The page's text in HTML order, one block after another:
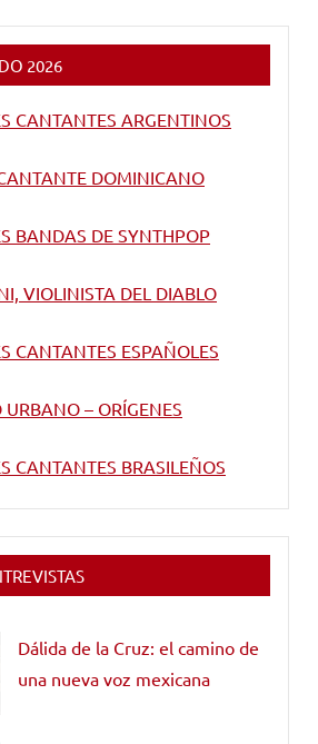
2026
CANTANTES ARGENTINOS
DOMINICANO
BANDAS DE SYNTHPOP
VIOLINISTA DEL DIABLO
CANTANTES ESPAÑOLES
URBANO – ORÍGENES
CANTANTES BRASILEÑOS
Dálida de la Cruz: el camino de
una nueva voz mexicana